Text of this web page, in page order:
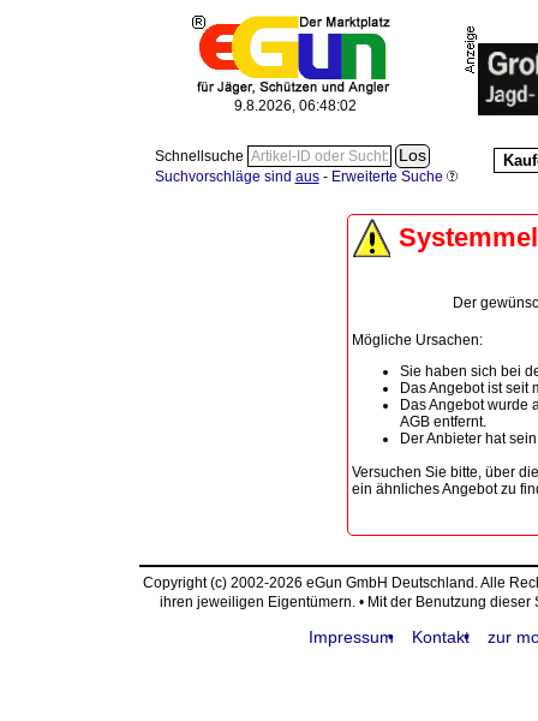
9.8.2026, 06:48:02
Schnellsuche
Suchvorschläge sind aus- Erweiterte Suche
Der
Mögliche Ursachen:
Sie haben sich bei
Das Angebot ist seit
Das Angebot wurde
AGB entfernt.
Der Anbieter hat
Versuchen Sie bitte, über
ein ähnliches Angebot zu
Copyright (c) 2002-2026 eGun GmbH Deutschland. Alle
ihren jeweiligen Eigentümern. • Mit der Benutzung
Impressum Kontakt zur